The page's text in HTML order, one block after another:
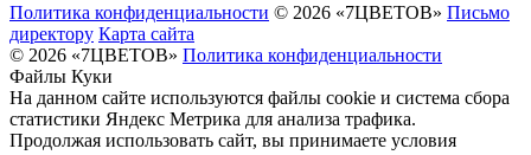
Политика конфиденциальности © 2026 «7ЦВЕТОВ» Письмо
директору Карта сайта
© 2026 «7ЦВЕТОВ» Политика конфиденциальности
Файлы Куки
На данном сайте используются файлы cookie и система сбора
статистики Яндекс Метрика для анализа трафика.
Продолжая использовать сайт, вы принимаете условия